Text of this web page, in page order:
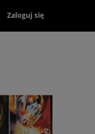
Zaloguj się